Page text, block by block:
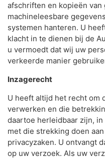
afschriften en kopieën
machineleesbare
systemen hanteren. U
klacht in te dienen bij de
u vermoedt dat wij uw
verkeerde manier
Inzagerecht
U heeft altijd het recht om
verwerken en die
daartoe herleidbaar zijn,
met die strekking doen
privacyzaken. U ontvangt
op uw verzoek. Als uw